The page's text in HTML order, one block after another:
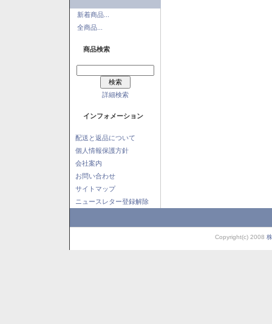
新着商品...
全商品...
商品検索
詳細検索
インフォメーション
配送と返品について
個人情報保護方針
会社案内
お問い合わせ
サイトマップ
ニュースレター登録解除
Copyright(c) 2008